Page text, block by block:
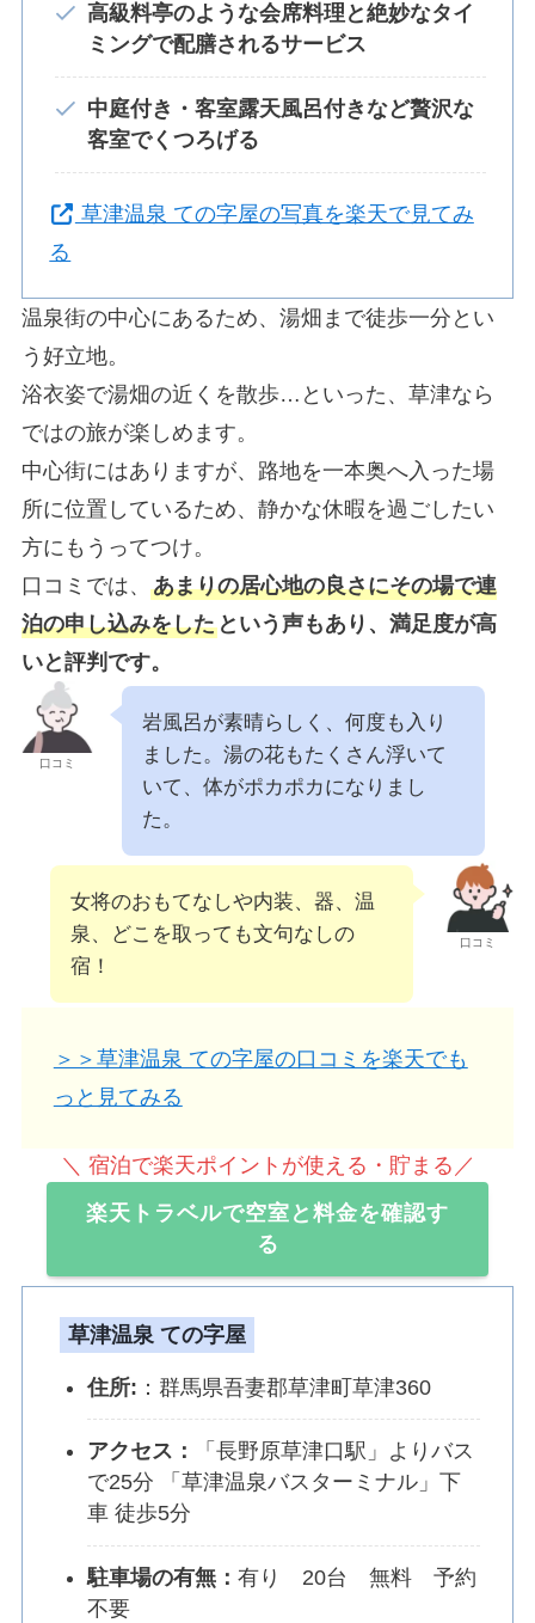
高級料亭のような会席料理と絶妙なタイ
ミングで配膳されるサービス
中庭付き・客室露天風呂付きなど贅沢な
客室でくつろげる
草津温泉 ての字屋の写真を楽天で見てみ
る
温泉街の中心にあるため、湯畑まで徒歩一分とい
う好立地。
浴衣姿で湯畑の近くを散歩…といった、草津なら
ではの旅が楽しめます。
中心街にはありますが、路地を一本奥へ入った場
所に位置しているため、静かな休暇を過ごしたい
方にもうってつけ。
口コミでは、 あまりの居心地の良さにその場で連
泊の申し込みをしたという声もあり、満足度が高
いと評判です。
口コミ
岩風呂が素晴らしく、何度も入り
ました。湯の花もたくさん浮いて
いて、体がポカポカになりまし
た。
口コミ
女将のおもてなしや内装、器、温
泉、どこを取っても文句なしの
宿！
＞＞草津温泉 ての字屋の口コミを楽天でも
っと見てみる
＼ 宿泊で楽天ポイントが使える・貯まる／
楽天トラベルで空室と料金を確認す
る
草津温泉 ての字屋
住所: ：群馬県吾妻郡草津町草津360
アクセス：
「長野原草津口駅」よりバス
で25分 「草津温泉バスターミナル」下
車 徒歩5分
駐車場の有無： 有り 20台 無料 予約
不要